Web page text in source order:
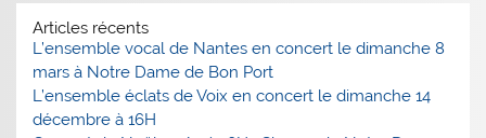
Articles récents
L’ensemble vocal de Nantes en concert le dimanche 8
mars à Notre Dame de Bon Port
L’ensemble éclats de Voix en concert le dimanche 14
décembre à 16H